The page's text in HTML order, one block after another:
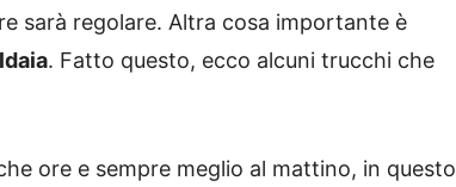
sarà regolare. Altra cosa importante è
. Fatto questo, ecco alcuni trucchi che
ore e sempre meglio al mattino, in questo